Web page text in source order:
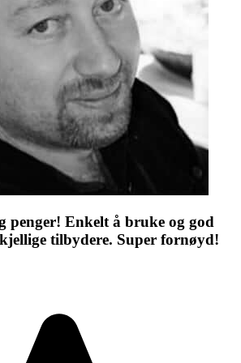
penger! Enkelt å bruke og god
tilbydere. Super fornøyd!